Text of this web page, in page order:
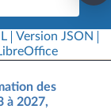
Version JSON
des
à 2027,